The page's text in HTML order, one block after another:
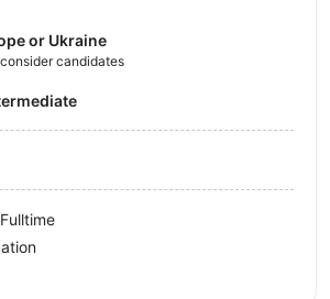
or Ukraine
candidates